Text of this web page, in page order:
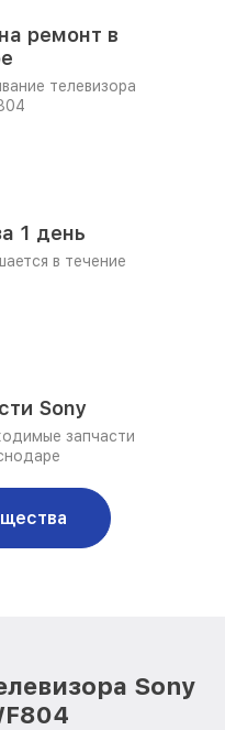
ремонт в
телевизора
1 день
в течение
Sony
запчасти
Sony